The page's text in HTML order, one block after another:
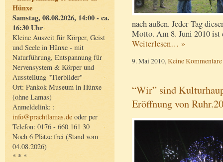
Hünxe
Samstag, 08.08.2026, 14:00 - ca.
16:30 Uhr
Kleine Auszeit für Körper, Geist
und Seele in Hünxe - mit
Naturführung, Entspannung für
Nervensystem & Körper und
Ausstellung "Tierbilder"
Ort: Pankok Museum in Hünxe
(ohne Lamas)
Anmeldelink: :
info@prachtlamas.de oder per
Telefon: 0176 - 660 161 30
Noch 6 Plätze frei (Stand vom
04.08.2026)
* * *
nach außen. Jeder Tag
Motto. Am 8. Juni 2010 ist
Weiterlesen… »
9. Mai 2010,Keine Kommentare
“Wir” sind
Eröffnung von